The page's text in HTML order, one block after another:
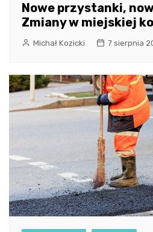
Nowe przystanki,
Zmiany w miejskiej
Michał Kozicki 7 sierpnia